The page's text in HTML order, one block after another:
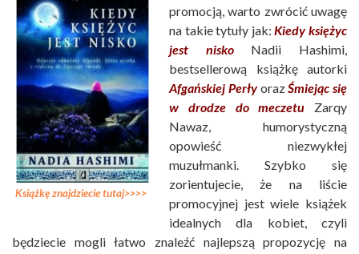
Książkę znajdziecie tutaj>>>>
promocją, warto zwrócić uwagę
na takie tytuły jak:Kiedy księżyc
jest niskoNadii Hashimi,
bestsellerową książkę autorki
Afgańskiej PerłyorazŚmiejąc się
w drodze do meczetu Zarqy
Nawaz, humorystyczną
opowieść niezwykłej
muzułmanki. Szybko się
zorientujecie, że na liście
promocyjnej jest wiele książek
idealnych dla kobiet, czyli
będziecie mogli łatwo znaleźć najlepszą propozycję na